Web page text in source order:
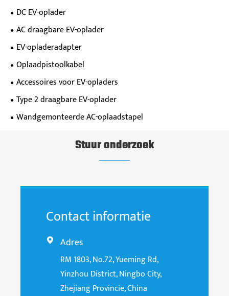
DC EV-oplader
AC draagbare EV-oplader
EV-opladeradapter
Oplaadpistoolkabel
Accessoires voor EV-opladers
Type 2 draagbare EV-oplader
Wandgemonteerde AC-oplaadstapel
Stuur onderzoek
Contact informatie
 Adres
RM 1803, No.72, Yueming Rd,
Yinzhou District, Ningbo City,
Zhejiang Provincie, China